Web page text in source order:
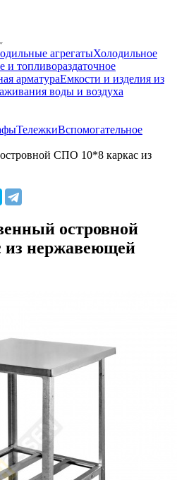
агрегатыХолодильное
и топливораздаточное
арматураЕмкости и изделия из
воды и воздуха
ТележкиВспомогательное
СПО 10*8 каркас из
островной
нержавеющей